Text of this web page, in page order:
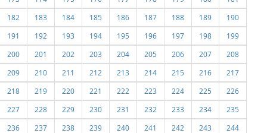
182
183 184 185 186 187 188 189
190
191
192 193 194 195 196 197 198
199
200
201 202 203 204 205 206 207
208
209
210 211 212 213 214 215 216
217
218
219 220 221 222 223 224 225
226
227
228 229 230 231 232 233 234
235
236
237 238 239 240 241 242 243
244